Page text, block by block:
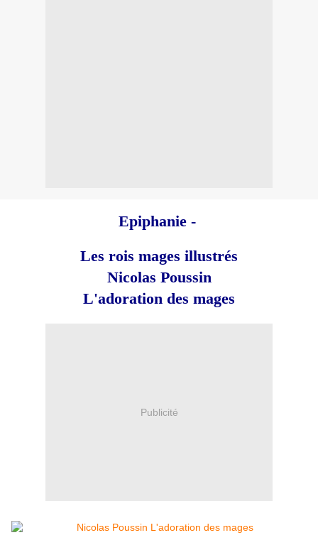
Epiphanie -
Les rois mages illustrés
Nicolas Poussin
L'adoration des mages
Publicité